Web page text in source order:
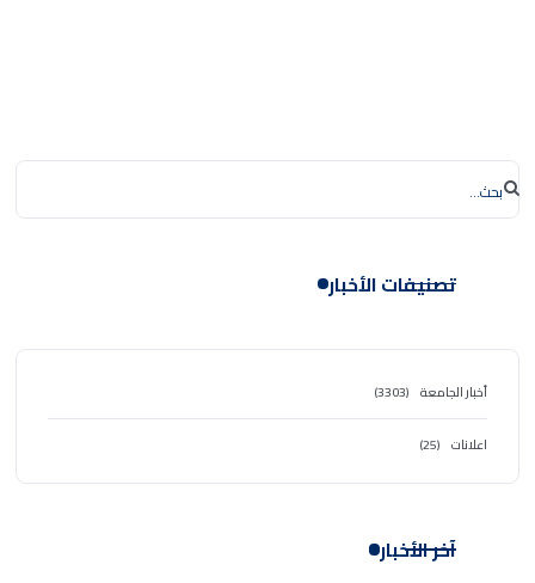
تصنيفات الأخبار
أخبار الجامعة (3303)
اعلانات (25)
آخر الأخبار